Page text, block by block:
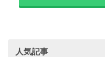
人気記事